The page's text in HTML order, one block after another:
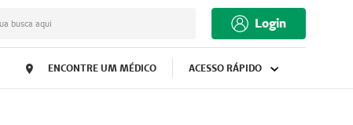
busca aqui Login
ENCONTRE UM MÉDICO ACESSO RÁPIDO